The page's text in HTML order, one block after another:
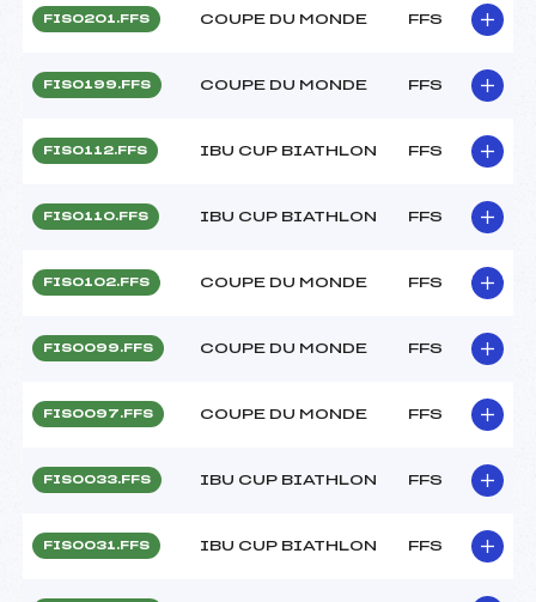
FIS0201.FFS COUPE DU MONDE FFS
FIS0199.FFS COUPE DU MONDE FFS
FIS0112.FFS IBU CUP BIATHLON FFS
FIS0110.FFS IBU CUP BIATHLON FFS
FIS0102.FFS COUPE DU MONDE FFS
FIS0099.FFS COUPE DU MONDE FFS
FIS0097.FFS COUPE DU MONDE FFS
FIS0033.FFS IBU CUP BIATHLON FFS
FIS0031.FFS IBU CUP BIATHLON FFS